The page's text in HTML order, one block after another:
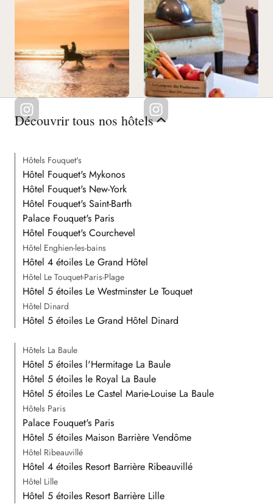
Découvrir tous nos hôtels
Hôtels Fouquet's
Hôtel Fouquet's Mykonos
Hôtel Fouquet's New-York
Hôtel Fouquet's Saint-Barth
Palace Fouquet's Paris
Hôtel Fouquet's Courchevel
Hôtel Enghien-les-bains
Hôtel 4 étoiles Le Grand Hôtel
Hôtel Le Touquet-Paris-Plage
Hôtel 5 étoiles Le Westminster Le Touquet
Hôtel Dinard
Hôtel 5 étoiles Le Grand Hôtel Dinard
Hôtels La Baule
Hôtel 5 étoiles l'Hermitage La Baule
Hôtel 5 étoiles le Royal La Baule
Hôtel 5 étoiles Le Castel Marie-Louise La Baule
Hôtels Paris
Palace Fouquet's Paris
Hôtel 5 étoiles Maison Barrière Vendôme
Hôtel Ribeauvillé
Hôtel 4 étoiles Resort Barrière Ribeauvillé
Hôtel Lille
Hôtel 5 étoiles Resort Barrière Lille